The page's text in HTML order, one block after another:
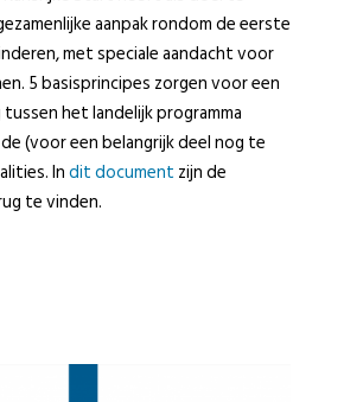
aanpak rondom de eerste
met speciale aandacht voor
5 basisprincipes zorgen voor een
het landelijk programma
(voor een belangrijk deel nog te
Indit document zijn de
te vinden.